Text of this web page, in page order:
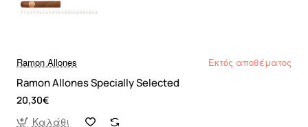
Ramon Allones Εκτός αποθέματος
Ramon Allones Specially Selected
20,30€
Καλάθι